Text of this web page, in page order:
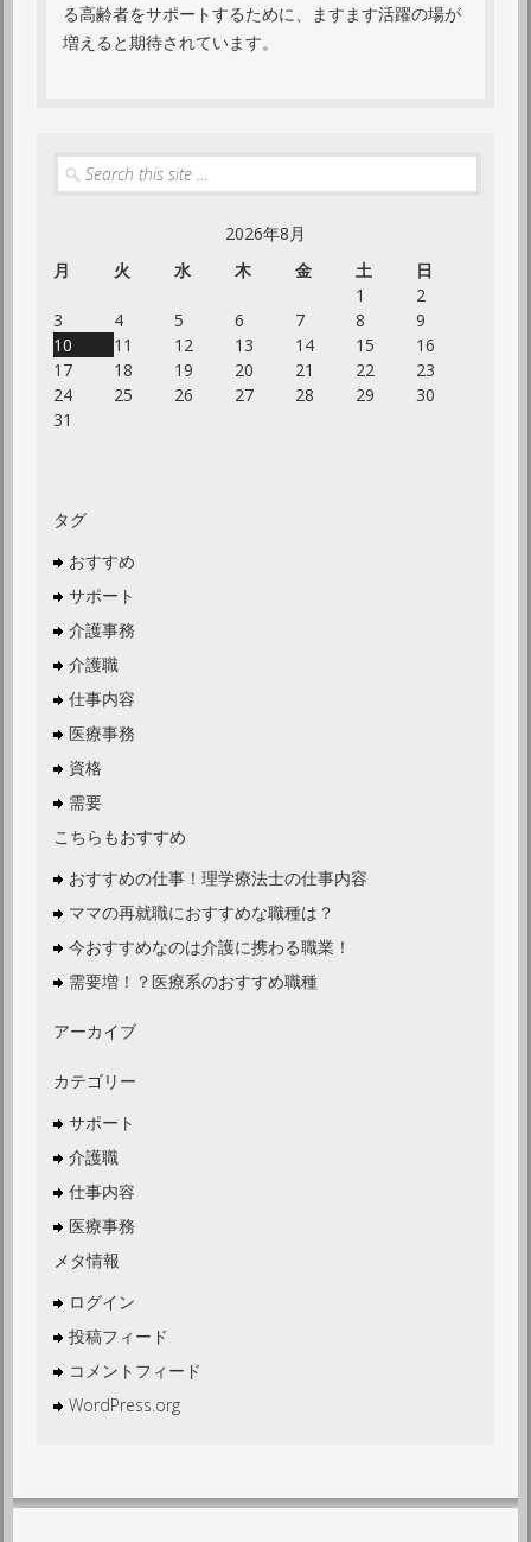
る高齢者をサポートするために、ますます活躍の場が
増えると期待されています。
Search
2026年8月
月
火 水 木 金 土
日
1
2
3
4 5 6 7 8
9
10
11 12 13 14 15
16
17
18 19 20 21 22
23
24
25 26 27 28 29
30
31
タグ
おすすめ
サポート
介護事務
介護職
仕事内容
医療事務
資格
需要
こちらもおすすめ
おすすめの仕事！理学療法士の仕事内容
ママの再就職におすすめな職種は？
今おすすめなのは介護に携わる職業！
需要増！？医療系のおすすめ職種
アーカイブ
カテゴリー
サポート
介護職
仕事内容
医療事務
メタ情報
ログイン
投稿フィード
コメントフィード
WordPress.org